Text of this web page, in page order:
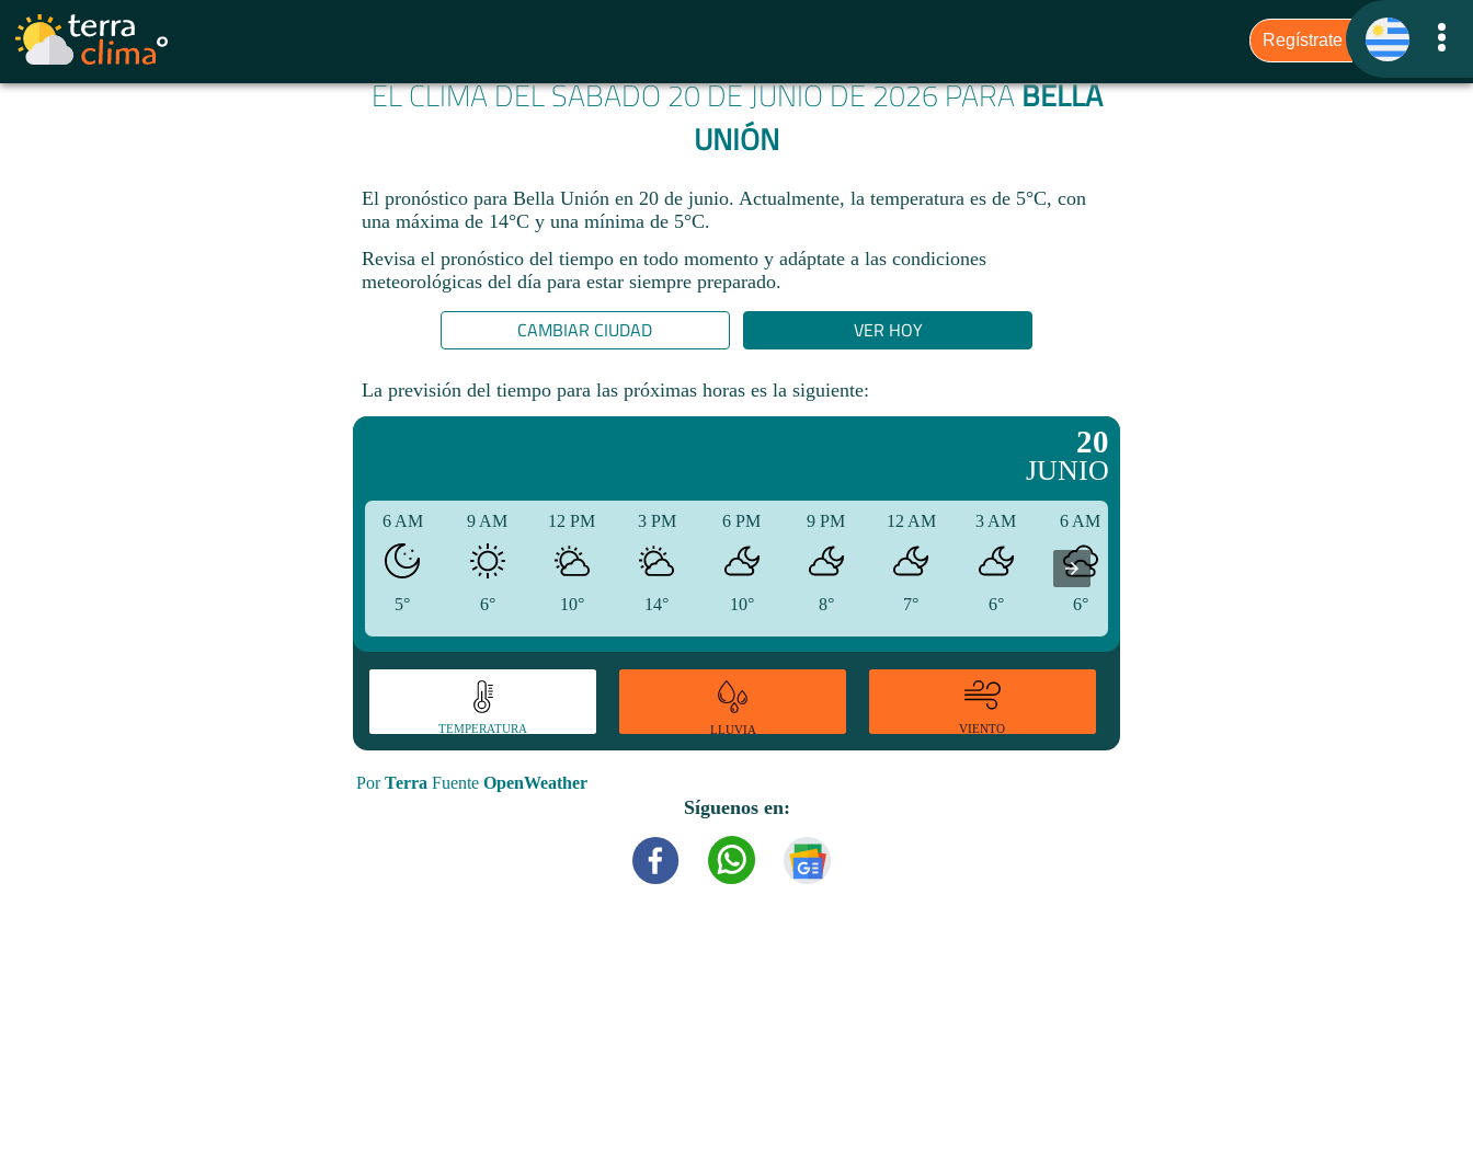
EL CLIMA DEL SÁBADO 20 DE JUNIO DE 2026 PARABELLA
UNIÓN
El pronóstico para Bella Unión en 20 de junio. Actualmente, la temperatura es de 5°C, con
una máxima de 14°C y una mínima de 5°C.
Revisa el pronóstico del tiempo en todo momento y adáptate a las condiciones
meteorológicas del día para estar siempre preparado.​
CAMBIAR CIUDAD VER HOY
La previsión del tiempo para las próximas horas es la siguiente:
20
JUNIO
6 AM
5°
9 AM
6°
12 PM
10°
3 PM
14°
6 PM
10°
9 PM
8°
12 AM
7°
3 AM
6°
6 AM
6°
TEMPERATURA LLUVIA VIENTO
PorTerra Fuente OpenWeather
Síguenos en: